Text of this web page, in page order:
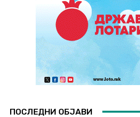
ПОСЛЕДНИ ОБЈАВИ